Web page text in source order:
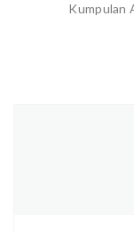
Kumpulan